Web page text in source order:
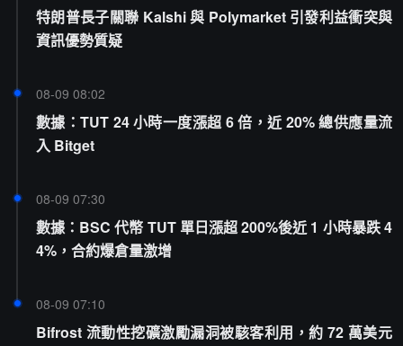
特朗普長子關聯 Kalshi 與 Polymarket 引發利益衝突與
資訊優勢質疑
08-09 08:02
數據：TUT 24 小時一度漲超 6 倍，近 20% 總供應量流
入 Bitget
08-09 07:30
數據：BSC 代幣 TUT 單日漲超 200%後近 1 小時暴跌 4
4%，合約爆倉量激增
08-09 07:10
Bifrost 流動性挖礦激勵漏洞被駭客利用，約 72 萬美元